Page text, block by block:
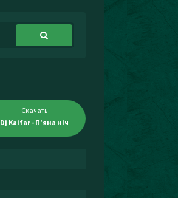
Скачать
Dj Kaifar - Пʼяна ніч